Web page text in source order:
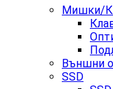
Мишки/
Външни
SSD